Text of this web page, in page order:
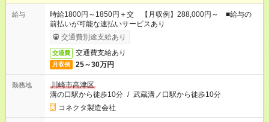
給与
時給1800円～1850円＋交 【月収例】288,000円～ ■給与の
前払いが可能な速払いサービスあり
交通費別途支給あり
交通費 交通費支給あり
月収例 25～30万円
勤務地
川崎市高津区
溝の口駅から徒歩10分 / 武蔵溝ノ口駅から徒歩10分
コネクタ製造会社